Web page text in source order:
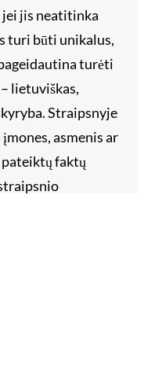
jis neatitinka
turi būti unikalus,
turėti
lietuviškas,
Straipsnyje
asmenis ar
pateiktų faktų